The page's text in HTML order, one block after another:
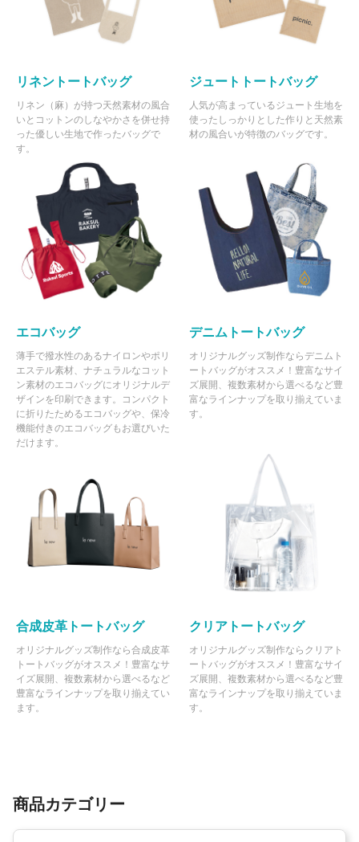
リネントートバッグ
リネン（麻）が持つ天然素材の風合
いとコットンのしなやかさを併せ持
った優しい生地で作ったバッグで
す。
ジュートトートバッグ
人気が高まっているジュート生地を
使ったしっかりとした作りと天然素
材の風合いが特徴のバッグです。
エコバッグ
薄手で撥水性のあるナイロンやポリ
エステル素材、ナチュラルなコット
ン素材のエコバッグにオリジナルデ
ザインを印刷できます。コンパクト
に折りたためるエコバッグや、保冷
機能付きのエコバッグもお選びいた
だけます。
デニムトートバッグ
オリジナルグッズ制作ならデニムト
ートバッグがオススメ！豊富なサイ
ズ展開、複数素材から選べるなど豊
富なラインナップを取り揃えていま
す。
合成皮革トートバッグ
オリジナルグッズ制作なら合成皮革
トートバッグがオススメ！豊富なサ
イズ展開、複数素材から選べるなど
豊富なラインナップを取り揃えてい
ます。
クリアトートバッグ
オリジナルグッズ制作ならクリアト
ートバッグがオススメ！豊富なサイ
ズ展開、複数素材から選べるなど豊
富なラインナップを取り揃えていま
す。
商品カテゴリー